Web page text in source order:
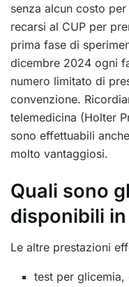
senza alcun costo
recarsi al CUP per
prima fase di
dicembre 2024 ogni
numero limitato di
convenzione.
telemedicina (Holter
sono effettuabili
molto vantaggiosi.
Quali sono
disponibili
Le altre prestazioni
test per